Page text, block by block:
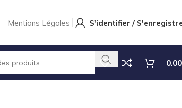
Mentions Légales S'identifier /
0.00